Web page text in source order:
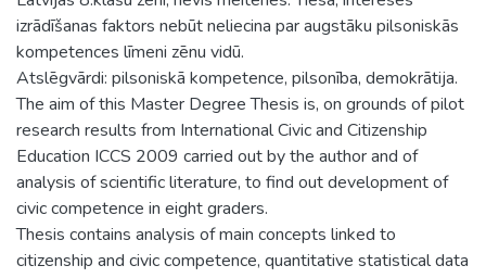
izrādīšanas faktors nebūt neliecina par augstāku pilsoniskās
kompetences līmeni zēnu vidū.
Atslēgvārdi: pilsoniskā kompetence, pilsonība, demokrātija.
The aim of this Master Degree Thesis is, on grounds of pilot
research results from International Civic and Citizenship
Education ICCS 2009 carried out by the author and of
analysis of scientific literature, to find out development of
civic competence in eight graders.
Thesis contains analysis of main concepts linked to
citizenship and civic competence, quantitative statistical data